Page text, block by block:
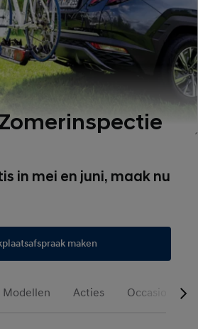
in mei en juni, maak nu
maken
Modellen Acties Occasions